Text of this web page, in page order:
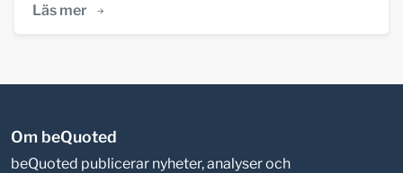
Läs mer
Om beQuoted
beQuoted publicerar nyheter, analyser och